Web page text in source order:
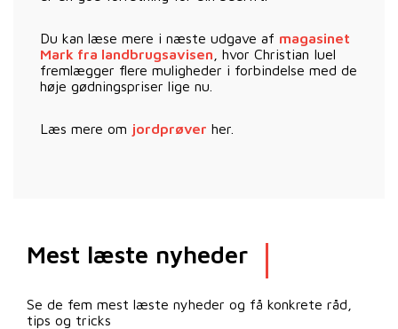
Du kan læse mere i næste udgave af magasinet
Mark fra landbrugsavisen , hvor Christian Iuel
fremlægger flere muligheder i forbindelse med de
høje gødningspriser lige nu.
Læs mere om jordprøver her.
Mest læste nyheder
Se de fem mest læste nyheder og få konkrete råd,
tips og tricks